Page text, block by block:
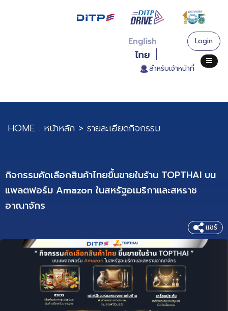
Login
. สำหรับเจ้าหน้าที่
HOME : หน้าหลัก > รายละเอียดกิจกรรม
กิจกรรมคัดเลือกสินค้าไทยขึ้นขายในร้าน TOPTHAI บน
แพลตฟอร์ม Amazon ในสหรัฐอเมริกาและสหราช
อาณาจักร
แชร์